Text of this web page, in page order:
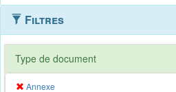
Filtres
Type de document
Annexe